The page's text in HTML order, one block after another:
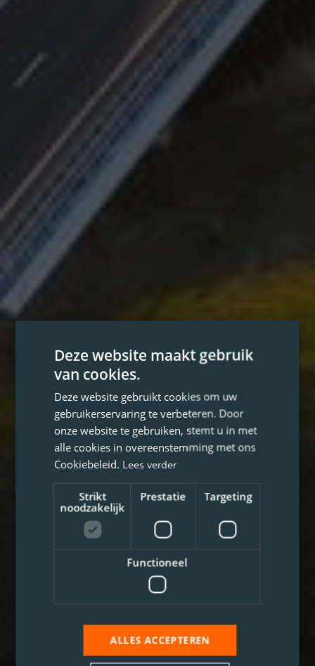
Deze website maakt gebruik
van cookies.
Deze website gebruikt cookies om uw
gebruikerservaring te verbeteren. Door
onze website te gebruiken, stemt u in met
alle cookies in overeenstemming met ons
Cookiebeleid. Lees verder
Strikt
noodzakelijk
Prestatie Targeting
Functioneel
ALLES ACCEPTEREN